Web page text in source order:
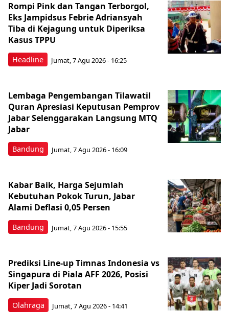
Headline
Rompi Pink dan Tangan Terborgol,
Eks Jampidsus Febrie Adriansyah
Tiba di Kejagung untuk Diperiksa
Kasus TPPU
Jumat, 7 Agu 2026 - 16:25
Bandung
Lembaga Pengembangan Tilawatil
Quran Apresiasi Keputusan Pemprov
Jabar Selenggarakan Langsung MTQ
Jabar
Jumat, 7 Agu 2026 - 16:09
Bandung
Kabar Baik, Harga Sejumlah
Kebutuhan Pokok Turun, Jabar
Alami Deflasi 0,05 Persen
Jumat, 7 Agu 2026 - 15:55
Olahraga
Prediksi Line-up Timnas Indonesia vs
Singapura di Piala AFF 2026, Posisi
Kiper Jadi Sorotan
Jumat, 7 Agu 2026 - 14:41